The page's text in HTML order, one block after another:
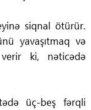
siqnal ötürür.
yavaşıtmaq və
verir ki, nəticədə
üç-beş fərqli